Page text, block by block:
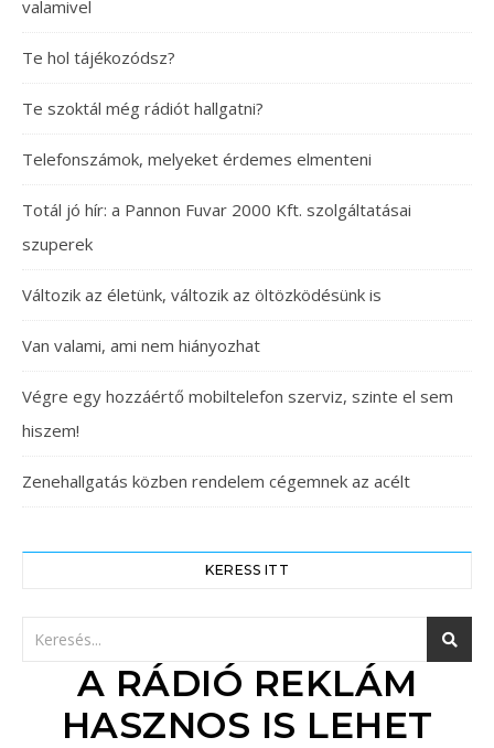
valamivel
Te hol tájékozódsz?
Te szoktál még rádiót hallgatni?
Telefonszámok, melyeket érdemes elmenteni
Totál jó hír: a Pannon Fuvar 2000 Kft. szolgáltatásai
szuperek
Változik az életünk, változik az öltözködésünk is
Van valami, ami nem hiányozhat
Végre egy hozzáértő mobiltelefon szerviz, szinte el sem
hiszem!
Zenehallgatás közben rendelem cégemnek az acélt
KERESS ITT
A RÁDIÓ REKLÁM
HASZNOS IS LEHET